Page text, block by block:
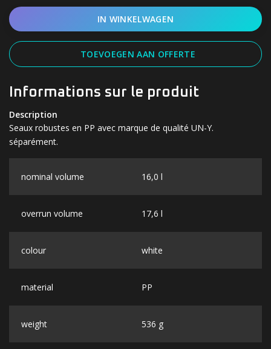
IN WINKELWAGEN
TOEVOEGEN AAN OFFERTE
Informations sur le produit
Description
Seaux robustes en PP avec marque de qualité UN-Y.
séparément.
nominal volume 16,0 l
overrun volume 17,6 l
colour white
material PP
weight 536 g